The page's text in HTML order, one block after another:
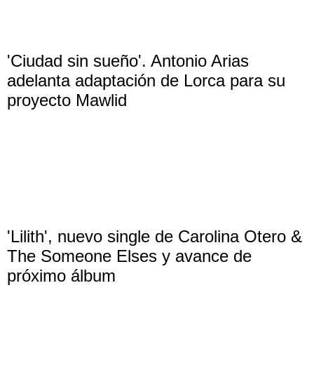
'Ciudad sin sueño'. Antonio Arias
adelanta adaptación de Lorca para su
proyecto Mawlid
'Lilith', nuevo single de Carolina Otero &
The Someone Elses y avance de
próximo álbum